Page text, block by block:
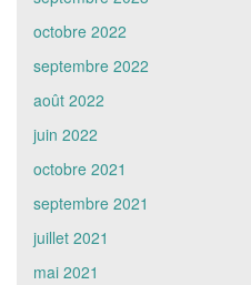
octobre 2022
septembre 2022
août 2022
juin 2022
octobre 2021
septembre 2021
juillet 2021
mai 2021